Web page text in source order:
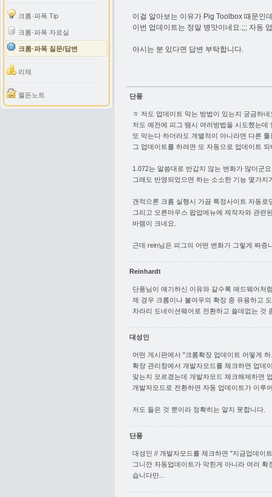
크롬·파폭 Tip
크롬·파폭 자료실
크롬·파폭 질문/답변
리채
월든노트
이걸 알아보는 이유가 Pig Toolbox 때문인
이번 업데이트는 정말 병맛이네요.;;; 자동
아시는 분 있다면 답변 부탁합니다.
단풍
ㅎ 저도 업데이트 막는 방법이 있는지 궁금하네
저도 예전에 피그 땜시 여러방법을 시도했는
또 막는다 하더라도 개별적이 아니라면 다른
그 업데이트를 하려면 또 자동으로 업데이트
1.072는 말씀대로 반갑지 않는 변화가 많더군
그래도 반영되었으면 하는 소소한 기능 몇가
갠적으론 크롬 실행시 가끔 특정사이트 자동
그리고 오른마우스 팝업메뉴에 제작자와 관련
바램이 크네요.
근데 rein님은 피그의 어떤 변화가 그렇게 짜증
Reinhardt
단풍님이 얘기하신 이유와 갈수록 애드웨어처
제 경우 크롬이나 불여우의 확장 중 유용하고
차라리 도네이션웨어로 전환하고 쓸데없는 것
대성인
어떤 게시판에서 "크롬확장 업데이트 어떻게
확장 관리창에서 개발자모드를 체크하면 업데
맞는지 모르겠는데 개발자모드 체크해제하면
개발자모드로 전환하면 자동 업데이트가 이루
저도 들은 것 뿐이라 정확히는 알지 못합니다.
단풍
대성인 // 개발자모드를 체크하면 "지금업데이
그니깐 자동업데이트가 막힌게 아니라 여러
습니다만...